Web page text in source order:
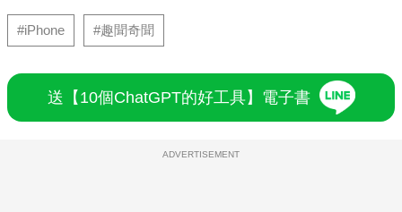
#iPhone #趣聞奇聞
送【10個ChatGPT的好工具】電子書
ADVERTISEMENT